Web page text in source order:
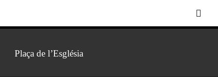
content
Inici
Plaça de l’Església